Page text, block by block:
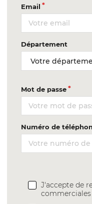
Email
Département
Mot de passe
Numéro de
J'accepte de